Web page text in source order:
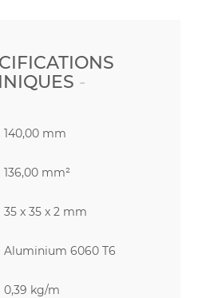
140,00 mm
136,00 mm²
35 x 35 x 2 mm
Aluminium 6060 T6
0,39 kg/m